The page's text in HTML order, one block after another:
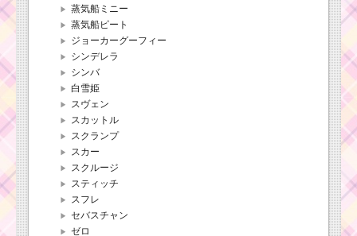
蒸気船ミニー
蒸気船ピート
ジョーカーグーフィー
シンデレラ
シンバ
白雪姫
スヴェン
スカットル
スクランプ
スカー
スクルージ
スティッチ
スフレ
セバスチャン
ゼロ